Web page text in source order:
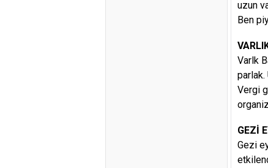
uzun
Ben
Varlk
parlak.
Vergi
GEZİ
Gezi